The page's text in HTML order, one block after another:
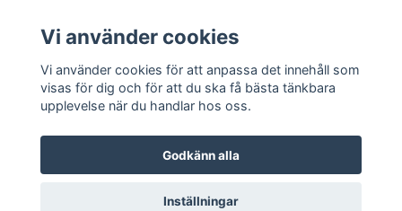
Vi använder cookies
Vi använder cookies för att anpassa det innehåll som
visas för dig och för att du ska få bästa tänkbara
upplevelse när du handlar hos oss.
Godkänn alla
Inställningar